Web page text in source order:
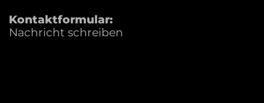
Fahrer.
Kontaktformular:
Nachricht schreiben